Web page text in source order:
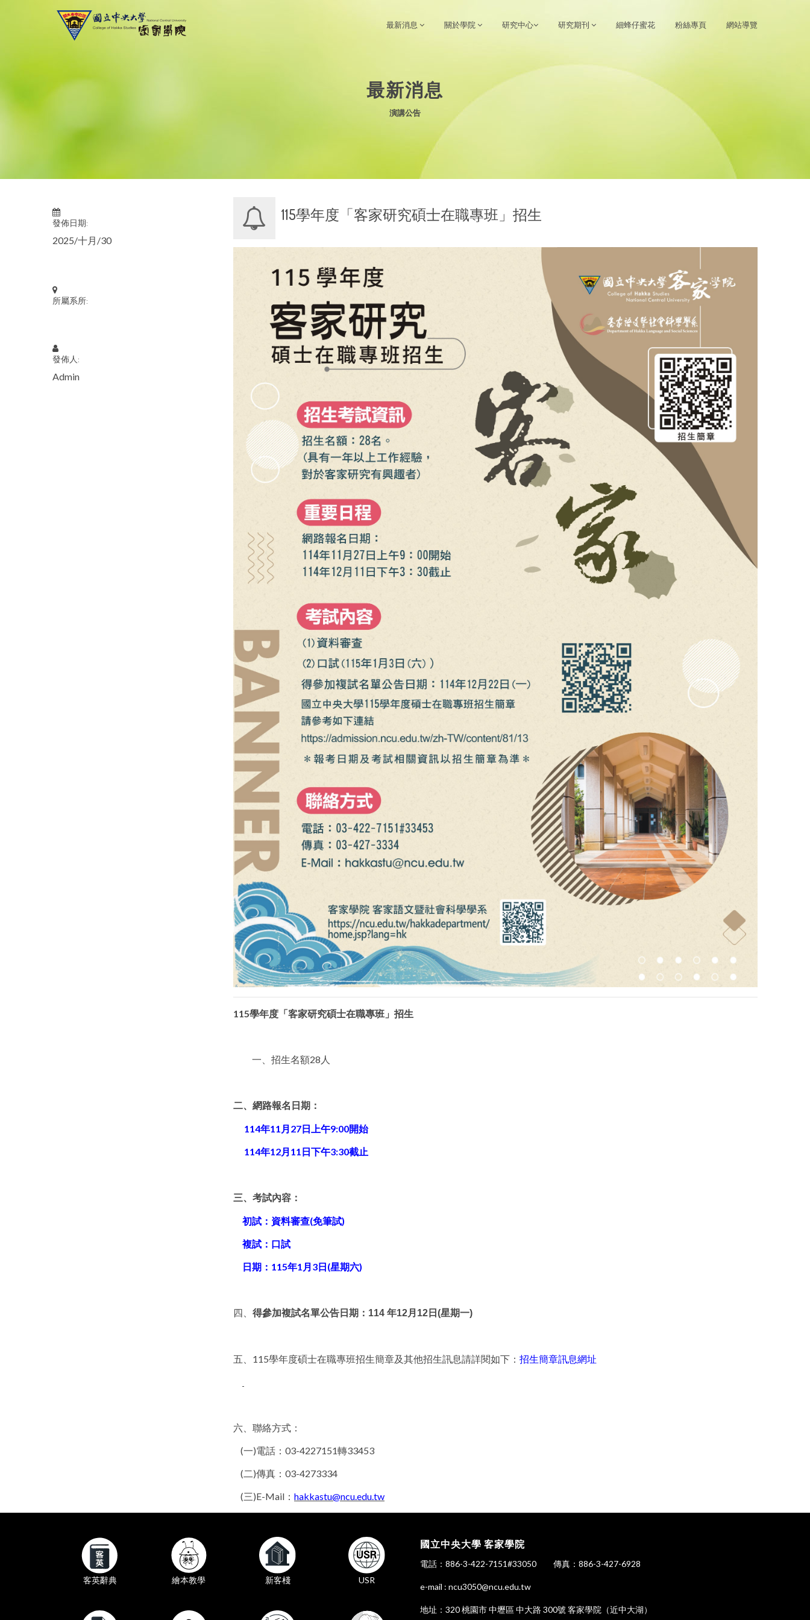
最新消息 關於學院 研究中心 研究期刊 細蜂仔蜜花 粉絲專頁 網站導覽
最新消息
演講公告
發佈日期:
2025/十月/30
所屬系所:
發佈人:
Admin
115學年度「客家研究碩士在職專班」招生
115學年度「客家研究碩士在職專班」招生
一、招生名額28人
二、網路報名日期：
114年11 月27日上午9:00開始
114年12月11 日下午3:30截止
三、考試內容：
初試：資料審查(免筆試)
複試：口試
日期：115年1 月3日(星期六)
四、 得參加複試名單公告日期： 114 年12月 12 日 (星期一)
五、115學年度碩士在職專班招生簡章及其他招生訊息請詳閱如下： 招生簡章訊息網址
六、聯絡方式：
(一)電話：03-4227151轉33453
(二)傳真：03-4273334
(三)E-Mail： hakkastu@ncu.edu.tw
客英辭典 繪本教學 新客棧 USR
國立中央大學 客家學院
電話：886-3-422-7151#33050 傳真：886-3-427-6928
e-mail : ncu3050@ncu.edu.tw
地址：320 桃園市 中壢區 中大路 300號 客家學院（近中大湖）